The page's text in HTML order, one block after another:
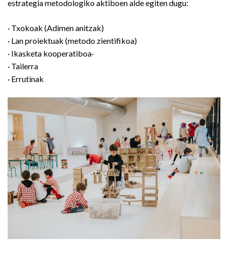
estrategia metodologiko aktiboen alde egiten dugu:
· Txokoak (Adimen anitzak)
· Lan proiektuak (metodo zientifikoa)
· Ikasketa kooperatiboa·
· Tailerra
· Errutinak